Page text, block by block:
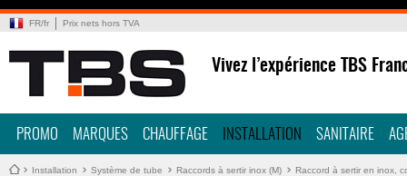
FR/fr Prix nets hors TVA
Vivez l’expérience TBS
PROMO MARQUES CHAUFFAGE INSTALLATION SANITAIRE
Installation Système de tube Raccords à sertir inox (M) Raccord à sertir en inox,